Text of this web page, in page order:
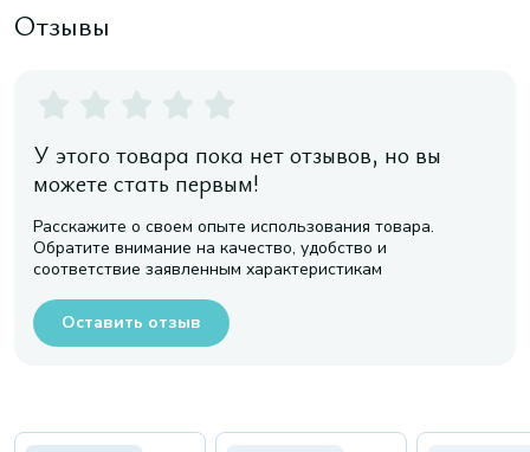
Отзывы
У этого товара пока нет отзывов, но вы
можете стать первым!
Расскажите о своем опыте использования товара.
Обратите внимание на качество, удобство и
соответствие заявленным характеристикам
Оставить отзыв